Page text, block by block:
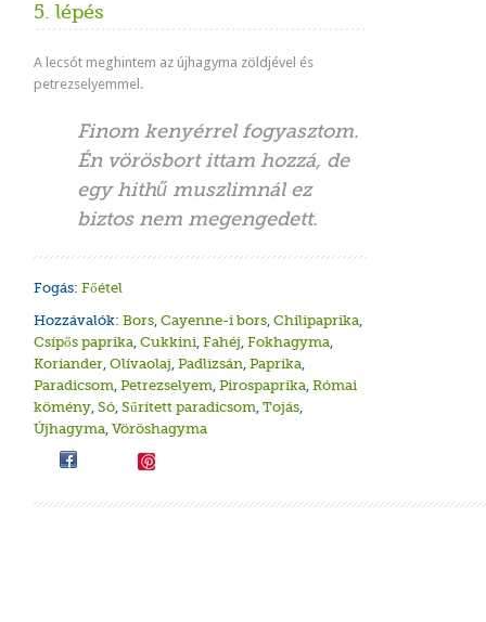
5. lépés
A lecsót meghintem az újhagyma zöldjével és
petrezselyemmel.
Finom kenyérrel fogyasztom.
Én vörösbort ittam hozzá, de
egy hithű muszlimnál ez
biztos nem megengedett.
Fogás: Főétel
Hozzávalók: Bors, Cayenne-i bors, Chilipaprika,
Csípős paprika, Cukkini, Fahéj, Fokhagyma,
Koriander, Olívaolaj, Padlizsán, Paprika,
Paradicsom, Petrezselyem, Pirospaprika, Római
kömény, Só, Sűrített paradicsom, Tojás,
Újhagyma, Vöröshagyma